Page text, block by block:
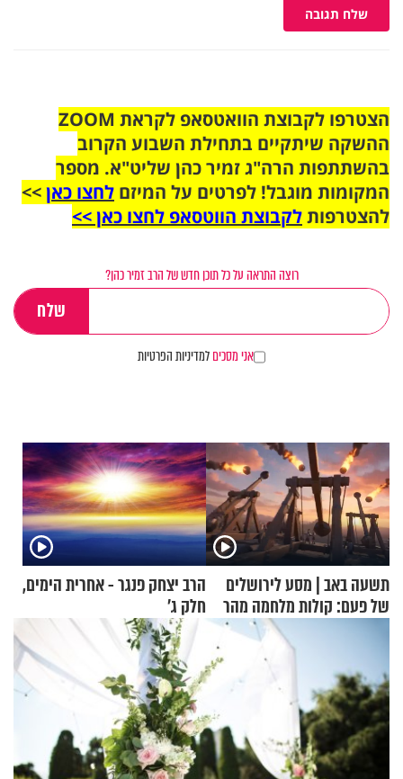
שלח תגובה
הצטרפו לקבוצת הוואטסאפ לקראת ZOOM
ההשקה שיתקיים בתחילת השבוע הקרוב
בהשתתפות הרה"ג זמיר כהן שליט"א. מספר
המקומות מוגבל! לפרטים על המיזם לחצו כאן>>
להצטרפותלקבוצת הווטסאפ לחצו כאן >>
רוצה התראה על כל תוכן חדש של הרב זמיר כהן?
אני מסכיםלמדיניות הפרטיות
תשעה באב | מסע לירושלים
של פעם: קולות מלחמה מהר
הזיתים
הרב יצחק פנגר - אחרית הימים,
חלק ג’